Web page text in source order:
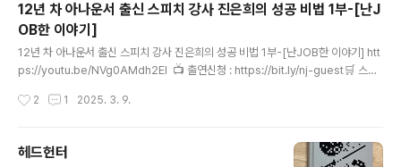
y )도 많은 가입 바랍니다. 감사합니다. ​ 📺 출연신청 :..
12년 차 아나운서 출신 스피치 강사 진은희의 성공 비법 1부-[난J
OB한 이야기]
12년 차 아나운서 출신 스피치 강사 진은희의 성공 비법 1부-[난JOB한 이야기] htt
ps://youtu.be/NVg0AMdh2EI 📺 출연신청 : https://bit.ly/nj-guest🛒 스토
람을 좋아하는 헤드헌터 책 : https://bit.ly/book-NJ💵 후원계좌 : 하나은행 333
━━━━👆구독과 👍좋아요 🔔알림설정 🙏부탁드립니다.━━━━━━━━━
━━━━━━━━━━━━━━━━헤드헌터 윤재홍의 난JOB한 이야기-세
2 1 2025. 3. 9.
헤드헌터